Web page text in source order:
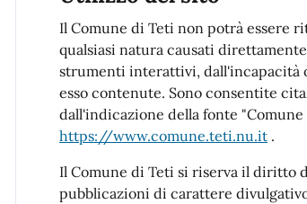
Il Comune di Teti non potrà essere
qualsiasi natura causati
strumenti interattivi, dall'incapacità
esso contenute. Sono consentite
dall'indicazione della fonte
https://www.comune.teti.nu.it .
Il Comune di Teti si riserva il
pubblicazioni di carattere